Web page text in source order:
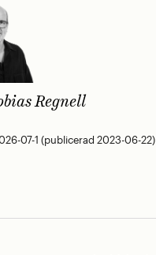
Regnell
07-1 (publicerad 2023-06-22)